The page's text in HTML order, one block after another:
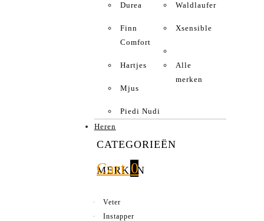
Durea
Finn
Comfort
Hartjes
Mjus
Piedi Nudi
Waldlaufer
Xsensible
Alle
merken
Heren
CATEGORIEËN
MERKEN
Veter
Instapper
Cart 0